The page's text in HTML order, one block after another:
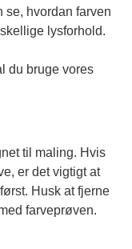
se, hvordan farven
lysforhold.
til maling. Hvis
er det vigtigt at
Husk at fjerne
farveprøven.